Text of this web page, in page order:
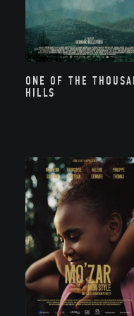
ONE OF THE
HILLS